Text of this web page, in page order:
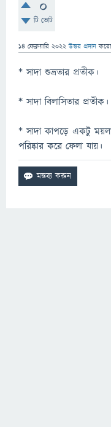
0
টি ভোট
14 ফেব্রুয়ারি 2022 উত্তর প্রদান
* সাদা শুভ্রতার প্রতীক।
* সাদা বিলাসিতার প্রতীক।
* সাদা কাপড়ে একটু ময়লা
পরিষ্কার করে ফেলা যায়।